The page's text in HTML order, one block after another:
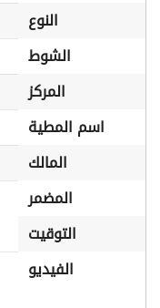
النوع
الشوط
المركز
اسم المطية
المالك
المضمر
التوقيت
الفيديو